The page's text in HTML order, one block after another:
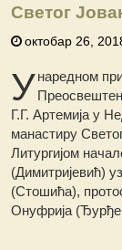
Светог
октобар 26,
Унаредном
Г.Г. Артемија у
манастиру
Литургијом
(Димитријевић)
(Стошића),
Онуфрија